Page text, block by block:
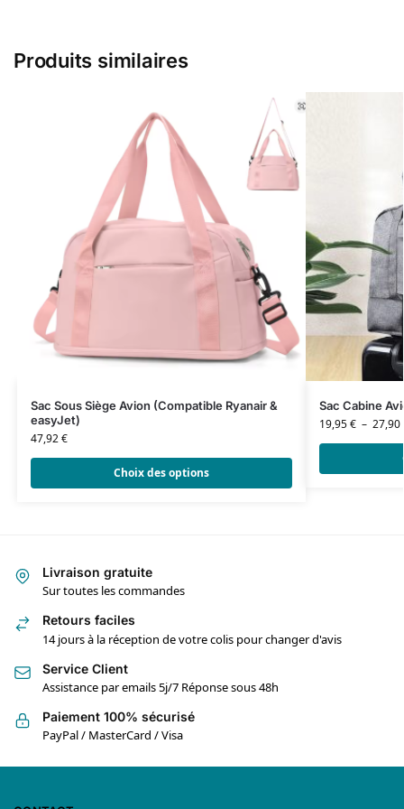
Produits similaires
Sac Sous Siège Avion (Compatible Ryanair &
easyJet)
47,92€
Choix des options
Sac Cabine
19,95€ – 27,90
Livraison gratuite
Sur toutes les commandes
Retours faciles
14 jours à la réception de votre colis pour changer d'avis
Service Client
Assistance par emails 5j/7 Réponse sous 48h
Paiement 100% sécurisé
PayPal / MasterCard / Visa